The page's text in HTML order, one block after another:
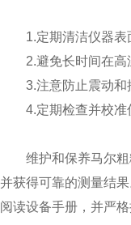
1.定期清洁仪器表面
2.避免长时间在高温
3.注意防止震动和撞
4.定期检查并校准仪
维护和保养马尔粗糙
并获得可靠的测量结
阅读设备手册，并严